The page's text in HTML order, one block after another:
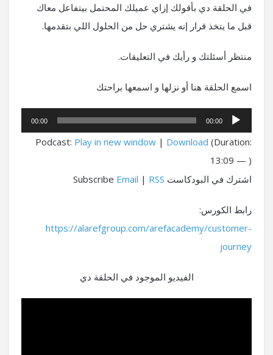
في الحلقة دي بأقولك إزاي عميلك المحتمل بيتفاعل معاك
قبل ما يتخذ قرار إنه يشتري حل من الحلول اللي بتقدمها.
منتظر أسئلتك و رأيك في التعليقات.
اسمع الحلقة هنا أو نزلها و اسمعها براحتك
مشغل
الصوت
00:00
00:00
Podcast: Play in new window | Download (Duration:
13:09 — )
اشترك في البودكاست Subscribe
Email | RSS
رابط الكورس:
https://alarefgroup.com/arefacademy/customer-
journey
الفيديو الموجود في الحلقة دي